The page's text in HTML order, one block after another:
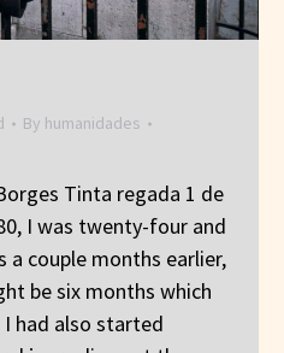
By humanidades
Tinta regada 1 de
I was twenty-four and
a couple months earlier,
be six months which
had also started